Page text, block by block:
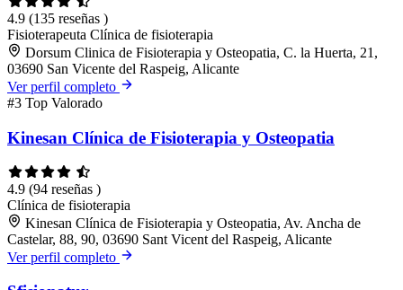
4.9 (135 reseñas )
Fisioterapeuta Clínica de fisioterapia
Dorsum Clinica de Fisioterapia y Osteopatia, C. la Huerta, 21,
03690 San Vicente del Raspeig, Alicante
Ver perfil completo
#3 Top Valorado
Kinesan Clínica de Fisioterapia y Osteopatia
4.9 (94 reseñas )
Clínica de fisioterapia
Kinesan Clínica de Fisioterapia y Osteopatia, Av. Ancha de
Castelar, 88, 90, 03690 Sant Vicent del Raspeig, Alicante
Ver perfil completo